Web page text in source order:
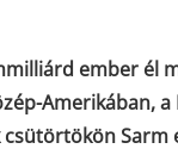
ember él
Amerikában,
Sarm